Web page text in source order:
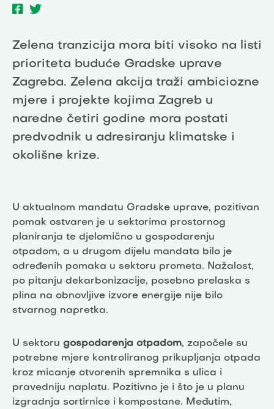
Zelena tranzicija mora biti visoko na listi
prioriteta buduće Gradske uprave
Zagreba. Zelena akcija traži ambiciozne
mjere i projekte kojima Zagreb u
naredne četiri godine mora postati
predvodnik u adresiranju klimatske i
okolišne krize.
U aktualnom mandatu Gradske uprave, pozitivan
pomak ostvaren je u sektorima prostornog
planiranja te djelomično u gospodarenju
otpadom, a u drugom dijelu mandata bilo je
određenih pomaka u sektoru prometa. Nažalost,
po pitanju dekarbonizacije, posebno prelaska s
plina na obnovljive izvore energije nije bilo
stvarnog napretka.
U sektoru gospodarenja otpadom, započele su
potrebne mjere kontroliranog prikupljanja otpada
kroz micanje otvorenih spremnika s ulica i
pravedniju naplatu. Pozitivno je i što je u planu
izgradnja sortirnice i kompostane. Međutim,